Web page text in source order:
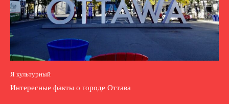
Я культурный
Интересные факты о городе Оттава